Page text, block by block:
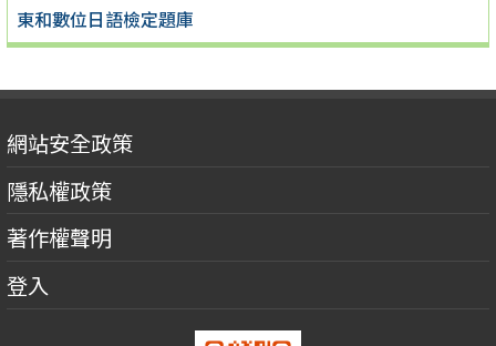
東和數位日語檢定題庫
網站安全政策
隱私權政策
著作權聲明
登入